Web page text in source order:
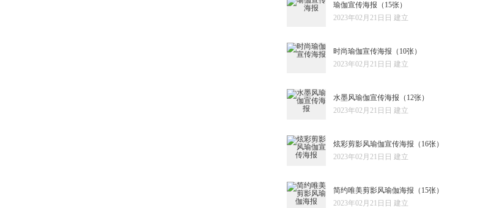
瑜伽宣传海报 （15张）
2023年02月21日日 建立
时尚瑜伽宣传海报 （10张）
2023年02月21日日 建立
水墨风瑜伽宣传海报 （12张）
2023年02月21日日 建立
炫彩剪影风瑜伽宣传海报 （16张）
2023年02月21日日 建立
简约唯美剪影风瑜伽海报 （15张）
2023年02月21日日 建立